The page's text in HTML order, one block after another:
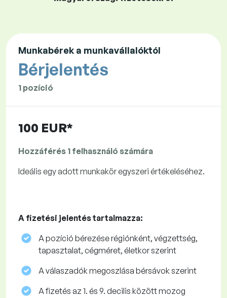
Munkabérek a munkavállalóktól
Bérjelentés
1 pozíció
100 EUR*
Hozzáférés 1 felhasználó számára
Ideális egy adott munkakör egyszeri értékeléséhez.
A fizetési jelentés tartalmazza:
A pozíció bérezése régiónként, végzettség,
tapasztalat, cégméret, életkor szerint
A válaszadók megoszlása ​​bérsávok szerint
A fizetés az 1. és 9. decilis között mozog